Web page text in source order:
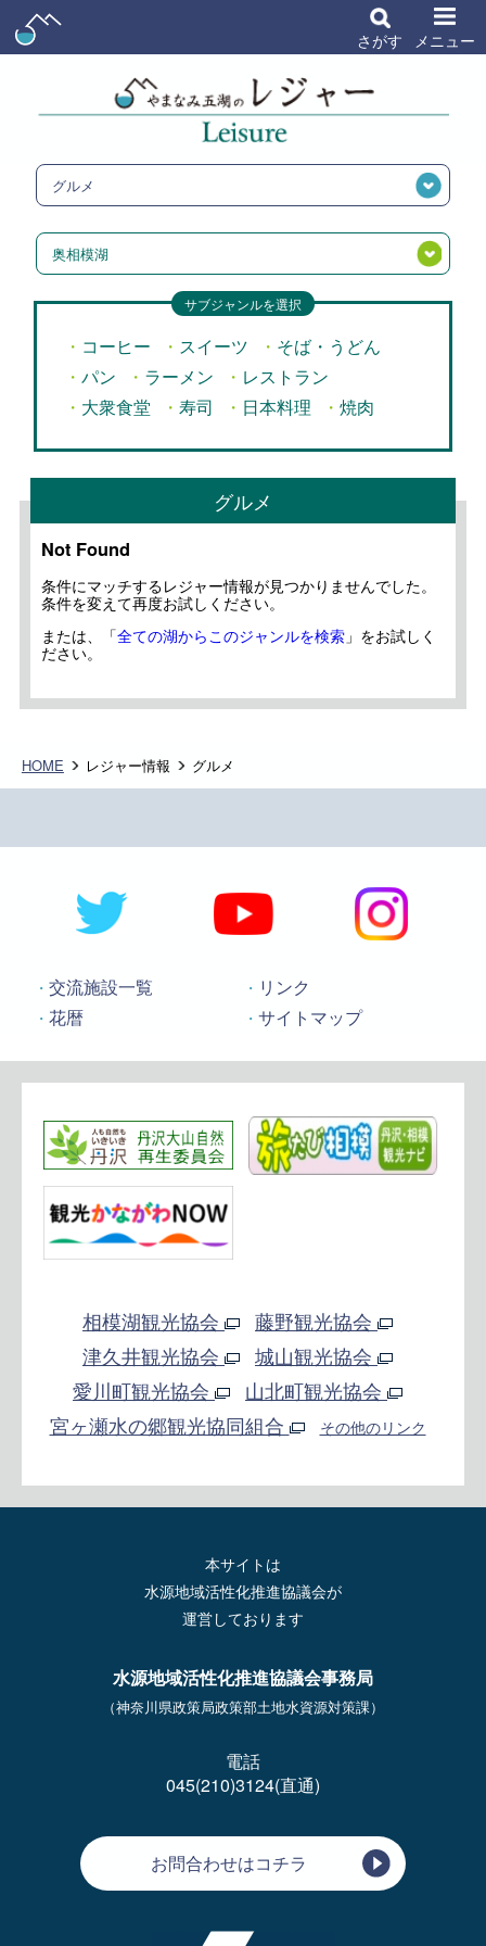
さがす メニュー
グルメ
奥相模湖
サブジャンルを選択
コーヒー スイーツ
そば・うどん
パン
ラーメン
レストラン
大衆食堂
寿司 日本料理 焼肉
グルメ
Not Found
条件にマッチするレジャー情報が見つかりませんでした。
条件を変えて再度お試しください。
または、「全ての湖からこのジャンルを検索」をお試しく
ださい。
HOME レジャー情報 グルメ
交流施設一覧
リンク
花暦
サイトマップ
相模湖観光協会
藤野観光協会
津久井観光協会
城山観光協会
愛川町観光協会
山北町観光協会
宮ヶ瀬水の郷観光協同組合
その他のリンク
本サイトは
水源地域活性化推進協議会が
運営しております
水源地域活性化推進協議会事務局
（神奈川県政策局政策部土地水資源対策課）
電話
045(210)3124(直通)
お問合わせはコチラ